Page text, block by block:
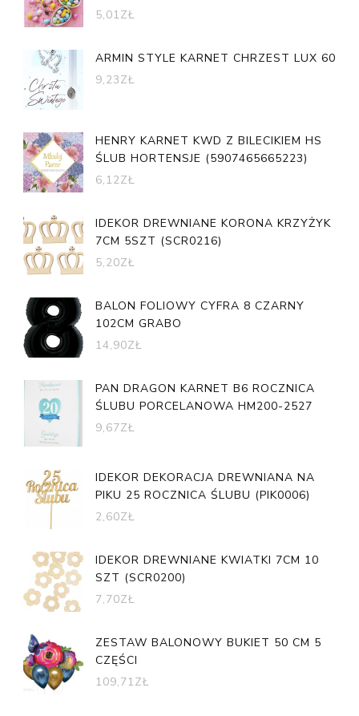
5,01ZŁ
ARMIN STYLE KARNET CHRZEST LUX 60
9,23ZŁ
HENRY KARNET KWD Z BILECIKIEM HS
ŚLUB HORTENSJE (5907465665223)
6,12ZŁ
IDEKOR DREWNIANE KORONA KRZYŻYK
7CM 5SZT (SCR0216)
5,20ZŁ
BALON FOLIOWY CYFRA 8 CZARNY
102CM GRABO
14,90ZŁ
PAN DRAGON KARNET B6 ROCZNICA
ŚLUBU PORCELANOWA HM200-2527
9,67ZŁ
IDEKOR DEKORACJA DREWNIANA NA
PIKU 25 ROCZNICA ŚLUBU (PIK0006)
2,60ZŁ
IDEKOR DREWNIANE KWIATKI 7CM 10
SZT (SCR0200)
7,70ZŁ
ZESTAW BALONOWY BUKIET 50 CM 5
CZĘŚCI
109,71ZŁ